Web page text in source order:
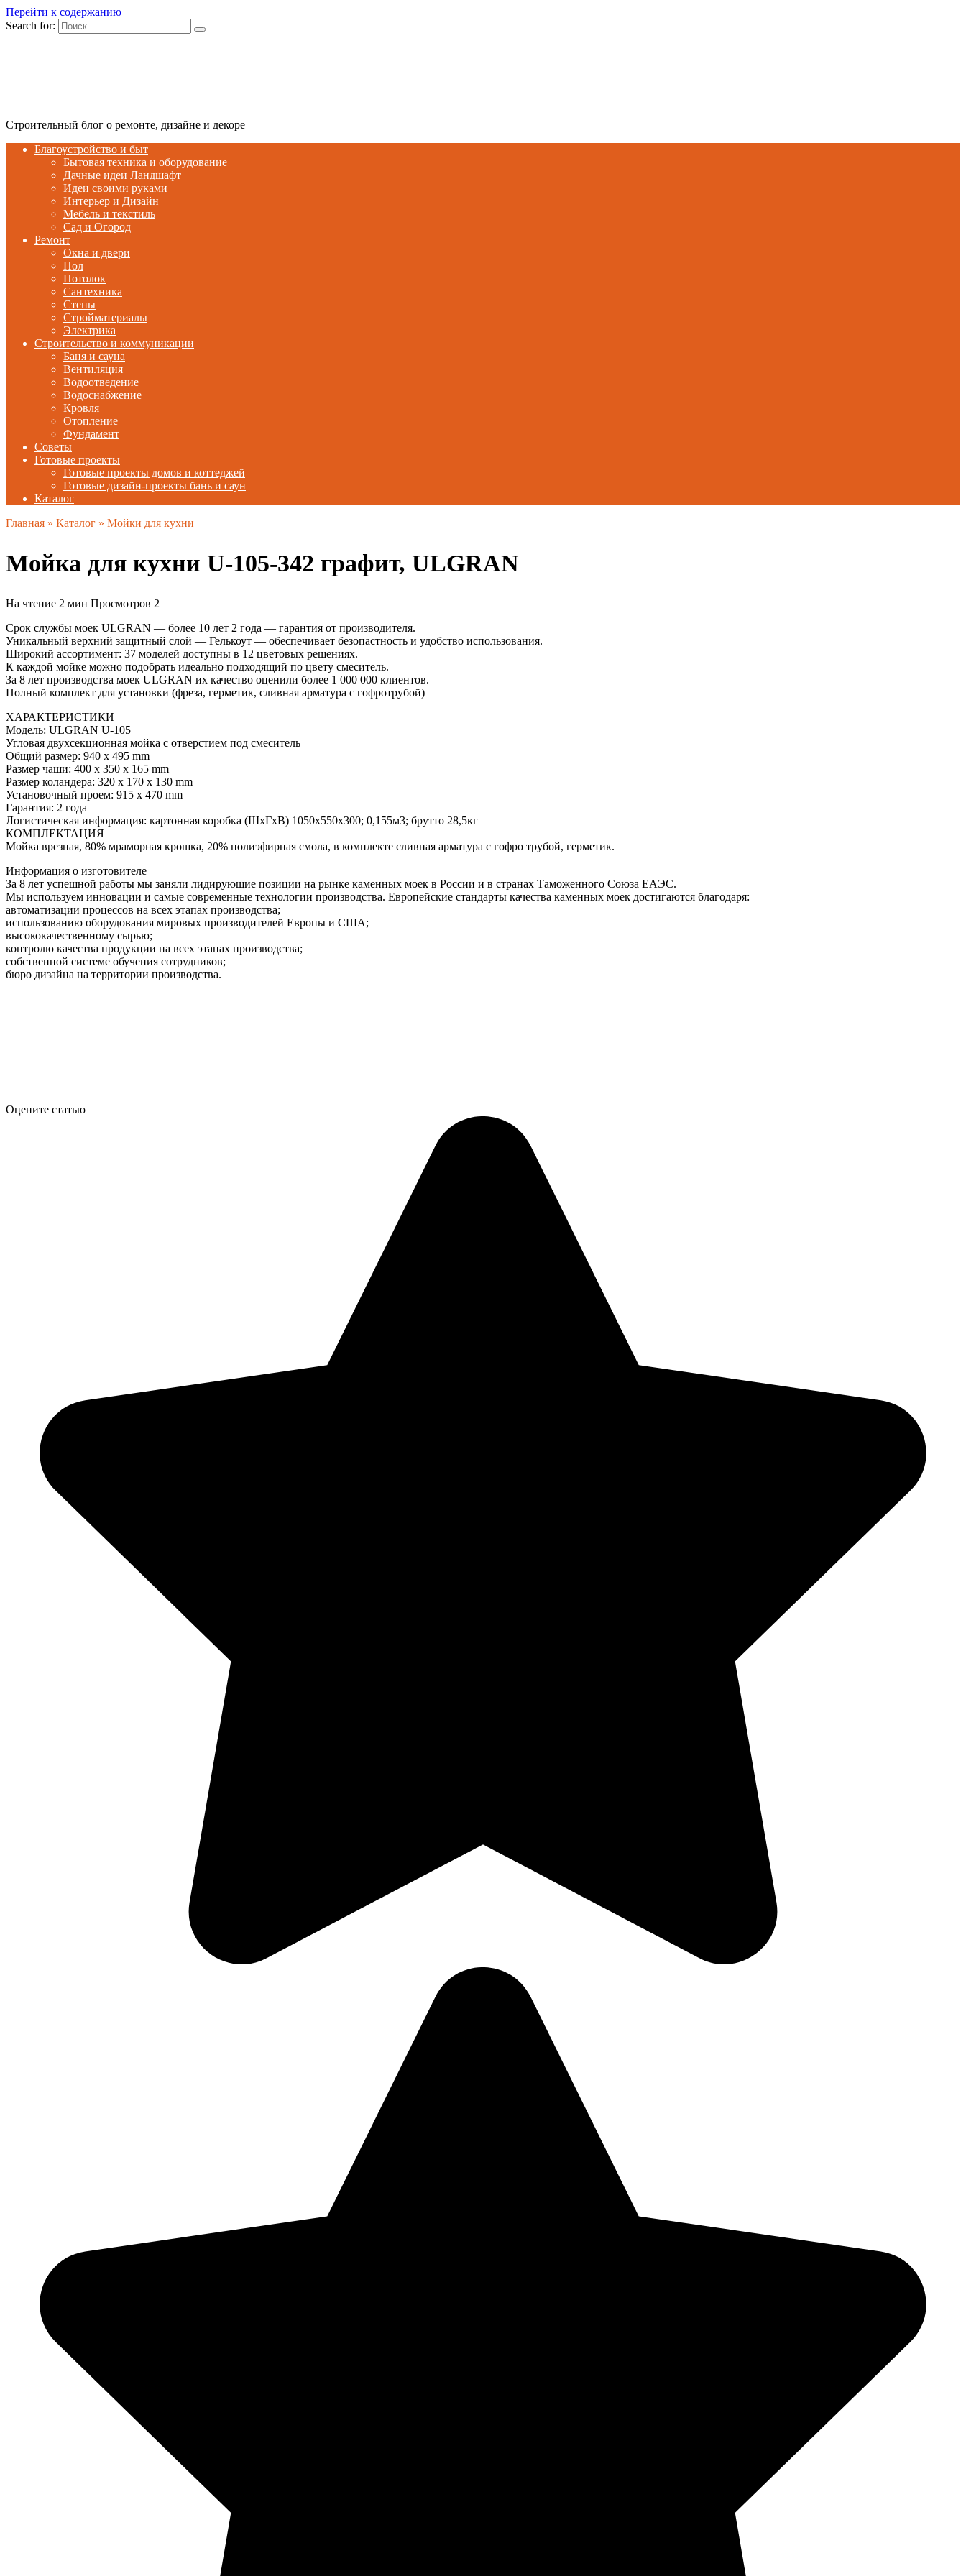
Перейти к содержанию
Search for:
Строительный блог о ремонте, дизайне и декоре
Благоустройство и быт
Бытовая техника и оборудование
Дачные идеи Ландшафт
Идеи своими руками
Интерьер и Дизайн
Мебель и текстиль
Сад и Огород
Ремонт
Окна и двери
Пол
Потолок
Сантехника
Стены
Стройматериалы
Электрика
Строительство и коммуникации
Баня и сауна
Вентиляция
Водоотведение
Водоснабжение
Кровля
Отопление
Фундамент
Советы
Готовые проекты
Готовые проекты домов и коттеджей
Готовые дизайн-проекты бань и саун
Каталог
Главная » Каталог » Мойки для кухни
Мойка для кухни U-105-342 графит, ULGRAN
На чтение 2 мин Просмотров 2
Срок службы моек ULGRAN — более 10 лет 2 года — гарантия от производителя.
Уникальный верхний защитный слой — Гелькоут — обеспечивает безопастность и удобство использования.
Широкий ассортимент: 37 моделей доступны в 12 цветовых решениях.
К каждой мойке можно подобрать идеально подходящий по цвету смеситель.
За 8 лет производства моек ULGRAN их качество оценили более 1 000 000 клиентов.
Полный комплект для установки (фреза, герметик, сливная арматура с гофротрубой)
ХАРАКТЕРИСТИКИ
Модель: ULGRAN U-105
Угловая двухсекционная мойка с отверстием под смеситель
Общий размер: 940 х 495 mm
Размер чаши: 400 х 350 х 165 mm
Размер коландера: 320 х 170 х 130 mm
Установочный проем: 915 х 470 mm
Гарантия: 2 года
Логистическая информация: картонная коробка (ШхГхВ) 1050х550х300; 0,155м3; брутто 28,5кг
КОМПЛЕКТАЦИЯ
Мойка врезная, 80% мраморная крошка, 20% полиэфирная смола, в комплекте сливная арматура c гофро трубой, герметик.
Информация о изготовителе
За 8 лет успешной работы мы заняли лидирующие позиции на рынке каменных моек в России и в странах Таможенного Союза ЕАЭС.
Мы используем инновации и самые современные технологии производства. Европейские стандарты качества каменных моек достигаются благодаря:
автоматизации процессов на всех этапах производства;
использованию оборудования мировых производителей Европы и США;
высококачественному сырью;
контролю качества продукции на всех этапах производства;
собственной системе обучения сотрудников;
бюро дизайна на территории производства.
Оцените статью